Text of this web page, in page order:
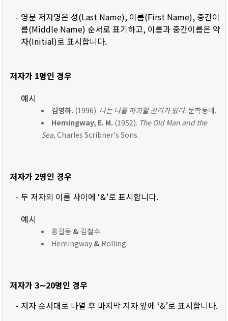
- 영문 저자명은 성(Last Name), 이름(First Name), 중간이
름(Middle Name) 순서로 표기하고, 이름과 중간이름은 약
자(Initial)로 표시합니다.
저자가 1명인 경우
예시
김영하. (1996). 나는 나를 파괴할 권리가 있다. 문학동네.
Hemingway, E. M. (1952). The Old Man and the
Sea,Charles Scribner's Sons.
저자가 2명인 경우
- 두 저자의 이름 사이에 ‘&’로 표시합니다.
예시
홍길동 & 김철수.
Hemingway & Rolling.
저자가 3∼20명인 경우
- 저자 순서대로 나열 후 마지막 저자 앞에 ‘&’로 표시합니다.